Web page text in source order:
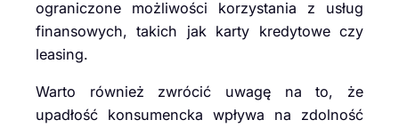
ograniczone możliwości korzystania z usług
finansowych, takich jak karty kredytowe czy
leasing.
Warto również zwrócić uwagę na to, że
upadłość konsumencka wpływa na zdolność